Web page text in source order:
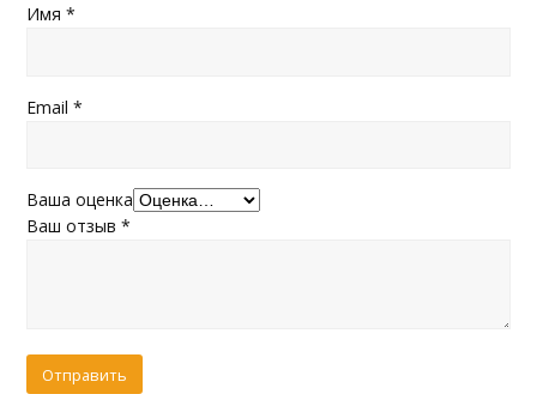
Имя*
Email*
Ваша оценка
Ваш отзыв*